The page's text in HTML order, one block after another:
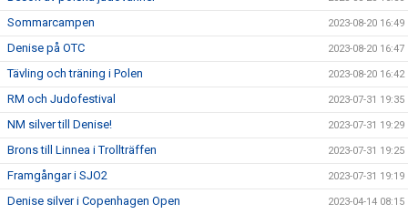
Sommarcampen 2023-08-20 16:49
Denise på OTC 2023-08-20 16:47
Tävling och träning i Polen 2023-08-20 16:42
RM och Judofestival 2023-07-31 19:35
NM silver till Denise! 2023-07-31 19:29
Brons till Linnea i Trollträffen 2023-07-31 19:25
Framgångar i SJO2 2023-07-31 19:19
Denise silver i Copenhagen Open 2023-04-14 08:15